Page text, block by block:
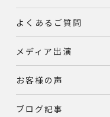
よくあるご質問
メディア出演
お客様の声
ブログ記事